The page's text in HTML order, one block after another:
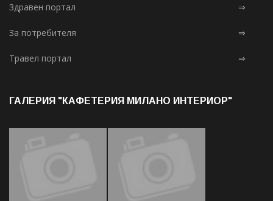
Здравен портал ⇒
За потребителя ⇒
Травел портал ⇒
ГАЛЕРИЯ "КАФЕТЕРИЯ МИЛАНО ИНТЕРИОР"